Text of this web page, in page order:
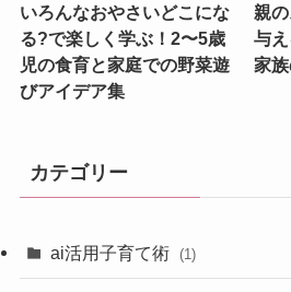
いろんなおやさいどこにな
る?で楽しく学ぶ！2〜5歳
児の食育と家庭での野菜遊
びアイデア集
親
与
家
カテゴリー
ai活用子育て術 (1)